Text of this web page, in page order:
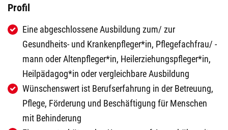
Profil
Eine abgeschlossene Ausbildung zum/ zur
Gesundheits- und Krankenpfleger*in, Pflegefachfrau/ -
mann oder Altenpfleger*in, Heilerziehungspfleger*in,
Heilpädagog*in oder vergleichbare Ausbildung
Wünschenswert ist Berufserfahrung in der Betreuung,
Pflege, Förderung und Beschäftigung für Menschen
mit Behinderung